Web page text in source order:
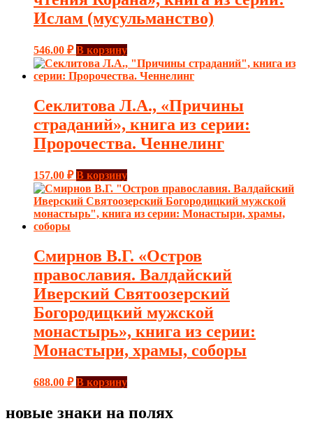
Ислам (мусульманство)
546.00 ₽ В корзину
Секлитова Л.А., «Причины
страданий», книга из серии:
Пророчества. Ченнелинг
157.00 ₽ В корзину
Смирнов В.Г. «Остров
православия. Валдайский
Иверский Святоозерский
Богородицкий мужской
монастырь», книга из серии:
Монастыри, храмы, соборы
688.00 ₽ В корзину
новые знаки на полях